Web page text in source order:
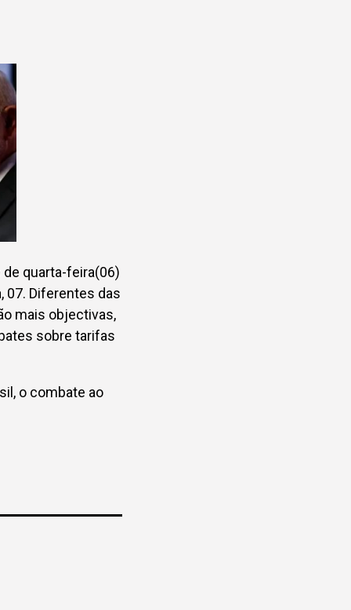
quarta-feira(06)
07. Diferentes das
mais objectivas,
sobre tarifas
o combate ao